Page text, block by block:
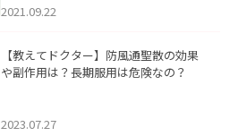
2021.09.22
【教えてドクター】防風通聖散の効果
や副作用は？長期服用は危険なの？
2023.07.27